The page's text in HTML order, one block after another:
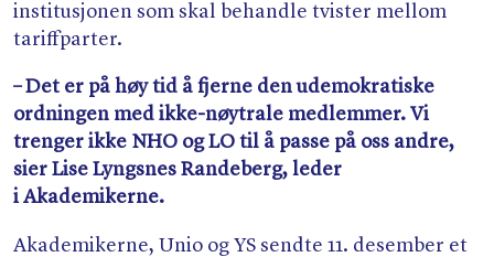
institusjonen som skal behandle tvister mellom
tariffparter.
– Det er på høy tid å fjerne den udemokratiske
ordningen med ikke-nøytrale medlemmer. Vi
trenger ikke NHO og LO til å passe på oss andre,
sier Lise Lyngsnes Randeberg, leder
i Akademikerne.
Akademikerne, Unio og YS sendte 11. desember et